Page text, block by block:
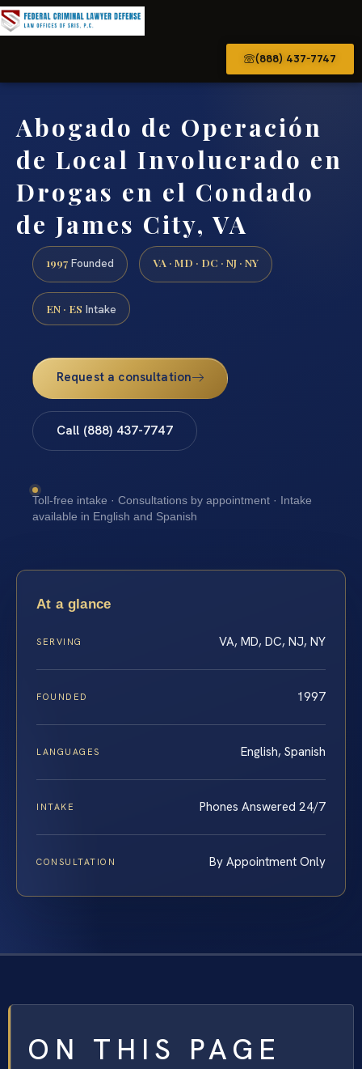
(888) 437-7747
Abogado de Operación
de Local Involucrado en
Drogas en el Condado
de James City, VA
1997 Founded VA · MD · DC · NJ · NY
EN · ES Intake
Request a consultation
Call (888) 437-7747
Toll-free intake · Consultations by appointment · Intake
available in English and Spanish
At a glance
SERVING VA, MD, DC, NJ, NY
FOUNDED 1997
LANGUAGES English, Spanish
INTAKE Phones Answered 24/7
CONSULTATION By Appointment Only
ON THIS PAGE